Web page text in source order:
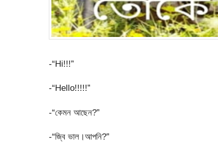
-“Hi!!!”
-“Hello!!!!!”
-“কেমন আছেন?”
-“জ্বি ভাল।আপনি?”